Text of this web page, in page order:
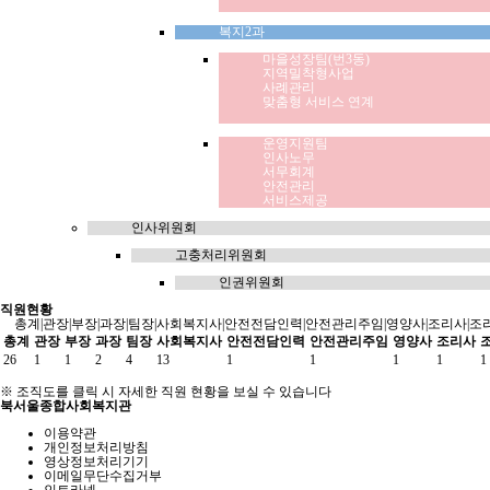
복지2과
마을성장팀(번3동)
지역밀착형사업
사례관리
맞춤형 서비스 연계
운영지원팀
인사노무
서무회계
안전관리
서비스제공
인사위원회
고충처리위원회
인권위원회
직원현황
총계|관장|부장|과장|팀장|사회복지사|안전전담인력|안전관리주임|영양사|조리사|조
총계 관장 부장 과장 팀장 사회복지사 안전전담인력 안전관리주임 영양사 조리사
26
1 1 2 4 13 1 1 1 1 1
※ 조직도를 클릭 시 자세한 직원 현황을 보실 수 있습니다
북서울종합사회복지관
이용약관
개인정보처리방침
영상정보처리기기
이메일무단수집거부